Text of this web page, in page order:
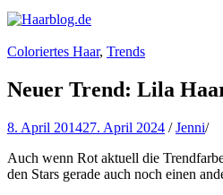
Haarblog.de
Haarpflege | Haarstyling | Beauty |
Coloriertes Haar, Trends
Neuer Trend: Lila
8. April 201427. April 2024 /Jenni/
Auch wenn Rot aktuell die
den Stars gerade auch noch einen